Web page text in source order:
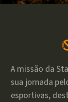
A missão da
sua jornada
esportivas,